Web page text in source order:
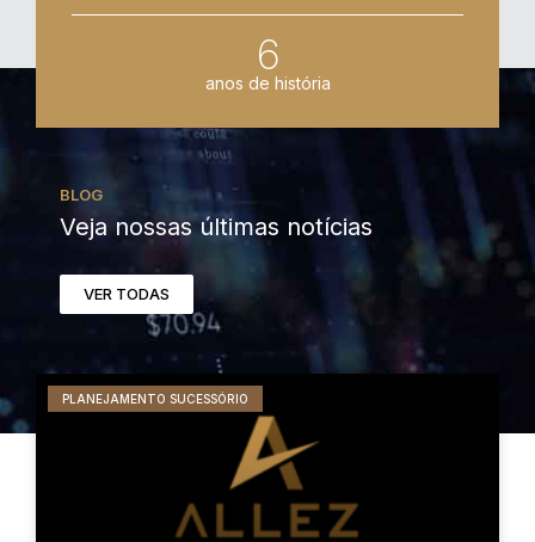
6
anos de história
BLOG
Veja nossas últimas notícias
VER TODAS
PLANEJAMENTO SUCESSÓRIO